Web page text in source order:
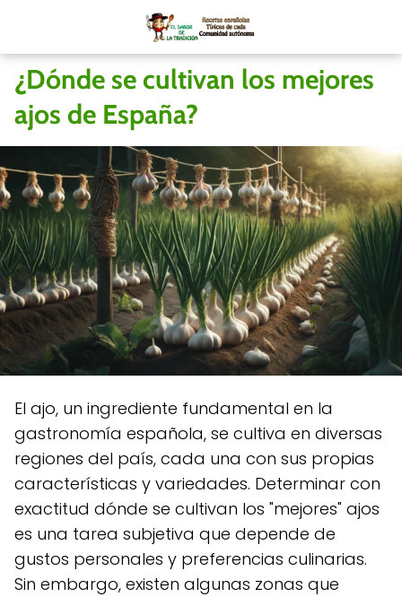
¿Dónde se cultivan los mejores
ajos de España?
El ajo, un ingrediente fundamental en la
gastronomía española, se cultiva en diversas
regiones del país, cada una con sus propias
características y variedades. Determinar con
exactitud dónde se cultivan los "mejores" ajos
es una tarea subjetiva que depende de
gustos personales y preferencias culinarias.
Sin embargo, existen algunas zonas que